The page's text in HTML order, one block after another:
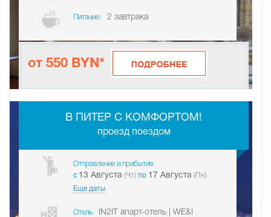
Питание: 2 завтрака
от 550 BYN*
В ПИТЕР С КОМФОРТОМ!
проезд поездом
Отправление и прибытие
c 13 Августа (Чт) по 17 Августа (Пн)
Еще даты
Отель
IN2IT апарт-отель | WE&I
-